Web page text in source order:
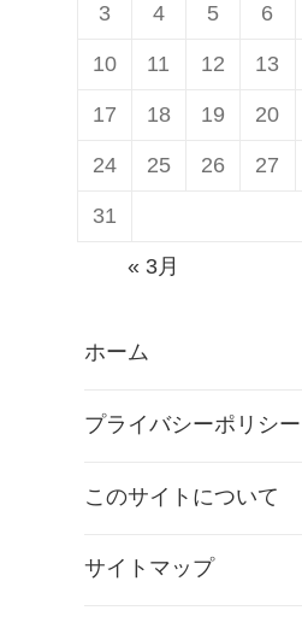
3 4 5 6
10 11 12 13
17 18 19 20
24 25 26 27
31
« 3月
ホーム
プライバシーポリシー
このサイトについて
サイトマップ